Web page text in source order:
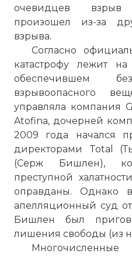
очевидцев
произошел из-за
взрыва.
Согласно
катастрофу лежит
обеспечившем
взрывоопасного
управляла компания
Atofina, дочерней
2009 года начался
директорами Total
(Серж Бишлен),
преступной
оправданы. Однако
апелляционный суд
Бишлен был
лишения свободы (из